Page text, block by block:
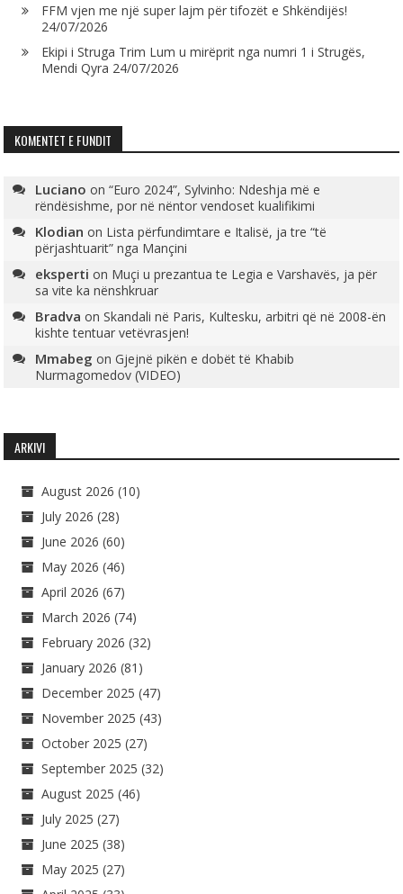
FFM vjen me një super lajm për tifozët e Shkëndijës!
24/07/2026
Ekipi i Struga Trim Lum u mirëprit nga numri 1 i Strugës,
Mendi Qyra 24/07/2026
KOMENTET E FUNDIT
Luciano on“Euro 2024”, Sylvinho: Ndeshja më e
rëndësishme, por në nëntor vendoset kualifikimi
Klodian on Lista përfundimtare e Italisë, ja tre “të
përjashtuarit” nga Mançini
eksperti on Muçi u prezantua te Legia e Varshavës, ja për
sa vite ka nënshkruar
Bradva onSkandali në Paris, Kultesku, arbitri që në 2008-ën
kishte tentuar vetëvrasjen!
Mmabeg onGjejnë pikën e dobët të Khabib
Nurmagomedov (VIDEO)
ARKIVI
August 2026 (10)
July 2026 (28)
June 2026 (60)
May 2026 (46)
April 2026 (67)
March 2026 (74)
February 2026 (32)
January 2026 (81)
December 2025 (47)
November 2025 (43)
October 2025 (27)
September 2025 (32)
August 2025 (46)
July 2025 (27)
June 2025 (38)
May 2025 (27)